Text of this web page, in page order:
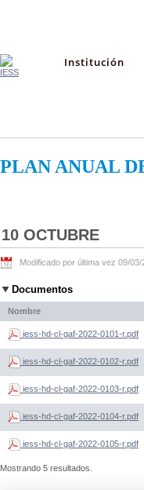
Institución
PLAN ANUAL
10 OCTUBRE
Modificado por última vez 09/03/
Documentos
Nombre
iess-hd-cl-gaf-2022-0101-r.pdf
iess-hd-cl-gaf-2022-0102-r.pdf
iess-hd-cl-gaf-2022-0103-r.pdf
iess-hd-cl-gaf-2022-0104-r.pdf
iess-hd-cl-gaf-2022-0105-r.pdf
Mostrando 5 resultados.